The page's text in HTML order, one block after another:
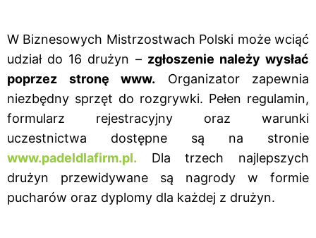
W Biznesowych Mistrzostwach Polski może wciąć
udział do 16 drużyn – zgłoszenie należy wysłać
poprzez stronę www. Organizator zapewnia
niezbędny sprzęt do rozgrywki. Pełen regulamin,
formularz rejestracyjny oraz warunki
uczestnictwa dostępne są na stronie
www.padeldlafirm.pl. Dla trzech najlepszych
drużyn przewidywane są nagrody w formie
pucharów oraz dyplomy dla każdej z drużyn.